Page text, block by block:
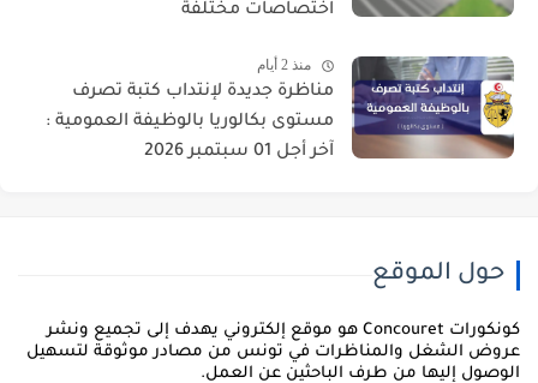
اختصاصات مختلفة
منذ 2 أيام
مناظرة جديدة لإنتداب كتبة تصرف
مستوى بكالوريا بالوظيفة العمومية :
آخر أجل 01 سبتمبر 2026
حول الموقع
كونكورات Concouret هو موقع إلكتروني يهدف إلى تجميع ونشر
الشغل والمناظرات في تونس من مصادر موثوقة لتسهيل
إليها من طرف الباحثين عن العمل.